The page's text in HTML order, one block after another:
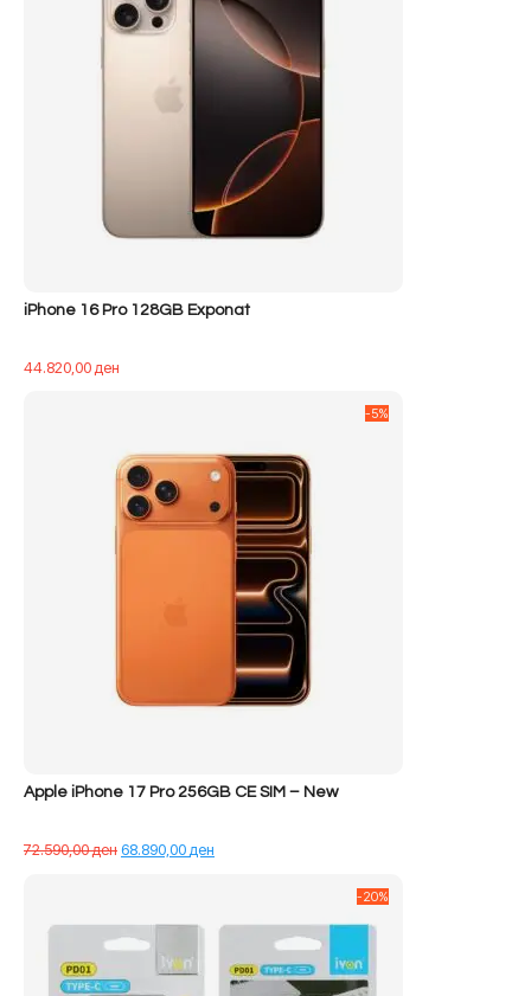
iPhone 16 Pro 128GB Exponat
44.820,00ден
Apple iPhone 17 Pro 256GB CE SIM – New
72.590,00денÇmimi
68.890,00ден
68.890,00 ден.
-5%
-20%